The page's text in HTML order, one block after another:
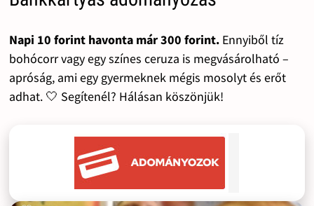
Napi 10 forint havonta már 300 forint.Ennyiből tíz
bohócorr vagy egy színes ceruza is megvásárolható –
apróság, ami egy gyermeknek mégis mosolyt és erőt
adhat. 🤍 Segítenél? Hálásan köszönjük!